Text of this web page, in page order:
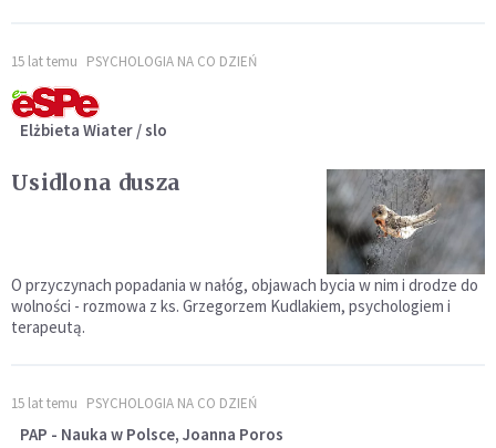
15 lat temu PSYCHOLOGIA NA CO DZIEŃ
Elżbieta Wiater / slo
Usidlona dusza
O przyczynach popadania w nałóg, objawach bycia w nim i drodze do
wolności - rozmowa z ks. Grzegorzem Kudlakiem, psychologiem i
terapeutą.
15 lat temu PSYCHOLOGIA NA CO DZIEŃ
PAP - Nauka w Polsce, Joanna Poros